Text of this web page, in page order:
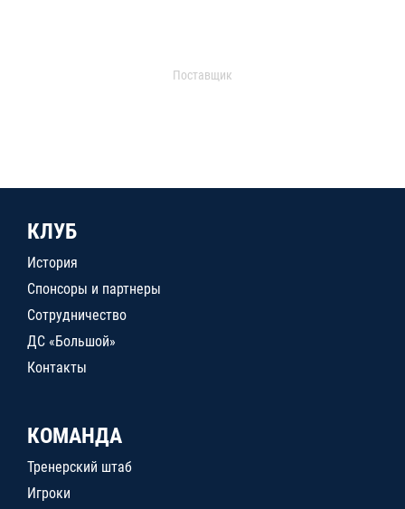
Поставщик
КЛУБ
История
Спонсоры и партнеры
Сотрудничество
ДС «Большой»
Контакты
КОМАНДА
Тренерский штаб
Игроки